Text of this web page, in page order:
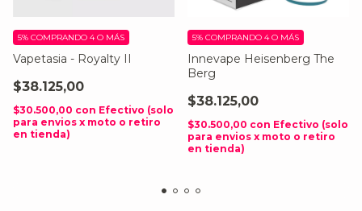
Vapetasia - Royalty II
$38.125,00
5% COMPRANDO 4 O MÁS
$30.500,00 con Efectivo (solo
para envios x moto o retiro
en tienda)
Innevape Heisenberg The
Berg
$38.125,00
5% COMPRANDO 4 O MÁS
$30.500,00 con Efectivo (solo
para envios x moto o retiro
en tienda)